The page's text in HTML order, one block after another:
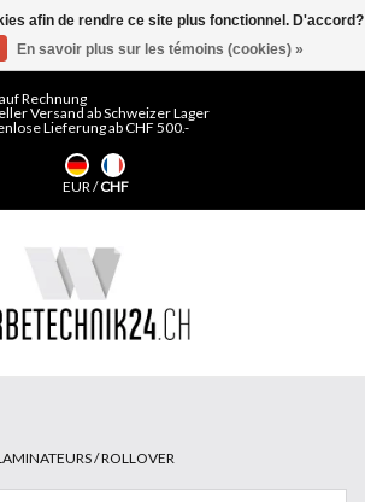
- CHF 0,00
Rechnung
Versand ab Schweizer Lager
Lieferung ab CHF 500.-
EUR/CHF
/ROLLOVER
afin de rendre ce site plus fonctionnel. D'accord?
En savoir plus sur les témoins (cookies) »